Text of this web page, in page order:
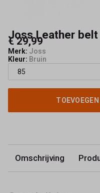
Joss Leather
€ 29,99
Merk: Joss
Kleur: Bruin
Omschrijving